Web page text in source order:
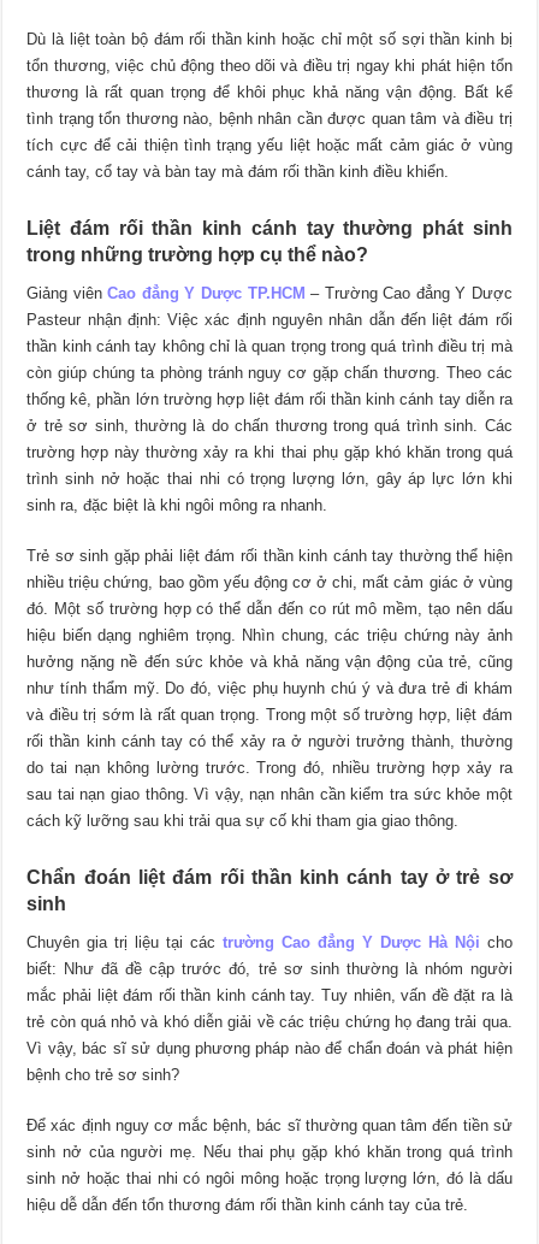
Dù là liệt toàn bộ đám rối thần kinh hoặc chỉ một số sợi thần kinh bị
tổn thương, việc chủ động theo dõi và điều trị ngay khi phát hiện tổn
thương là rất quan trọng để khôi phục khả năng vận động. Bất kể
tình trạng tổn thương nào, bệnh nhân cần được quan tâm và điều trị
tích cực để cải thiện tình trạng yếu liệt hoặc mất cảm giác ở vùng
cánh tay, cổ tay và bàn tay mà đám rối thần kinh điều khiển.
Liệt đám rối thần kinh cánh tay thường phát sinh
trong những trường hợp cụ thể nào?
Giảng viênCao đẳng Y Dược TP.HCM – Trường Cao đẳng Y Dược
Pasteur nhận định: Việc xác định nguyên nhân dẫn đến liệt đám rối
thần kinh cánh tay không chỉ là quan trọng trong quá trình điều trị mà
còn giúp chúng ta phòng tránh nguy cơ gặp chấn thương. Theo các
thống kê, phần lớn trường hợp liệt đám rối thần kinh cánh tay diễn ra
ở trẻ sơ sinh, thường là do chấn thương trong quá trình sinh. Các
trường hợp này thường xảy ra khi thai phụ gặp khó khăn trong quá
trình sinh nở hoặc thai nhi có trọng lượng lớn, gây áp lực lớn khi
sinh ra, đặc biệt là khi ngôi mông ra nhanh.
Trẻ sơ sinh gặp phải liệt đám rối thần kinh cánh tay thường thể hiện
nhiều triệu chứng, bao gồm yếu động cơ ở chi, mất cảm giác ở vùng
đó. Một số trường hợp có thể dẫn đến co rút mô mềm, tạo nên dấu
hiệu biến dạng nghiêm trọng. Nhìn chung, các triệu chứng này ảnh
hưởng nặng nề đến sức khỏe và khả năng vận động của trẻ, cũng
như tính thẩm mỹ. Do đó, việc phụ huynh chú ý và đưa trẻ đi khám
và điều trị sớm là rất quan trọng. Trong một số trường hợp, liệt đám
rối thần kinh cánh tay có thể xảy ra ở người trưởng thành, thường
do tai nạn không lường trước. Trong đó, nhiều trường hợp xảy ra
sau tai nạn giao thông. Vì vậy, nạn nhân cần kiểm tra sức khỏe một
cách kỹ lưỡng sau khi trải qua sự cố khi tham gia giao thông.
Chẩn đoán liệt đám rối thần kinh cánh tay ở trẻ sơ
sinh
Chuyên gia trị liệu tại cáctrường Cao đẳng Y Dược Hà Nội cho
biết: Như đã đề cập trước đó, trẻ sơ sinh thường là nhóm người
mắc phải liệt đám rối thần kinh cánh tay. Tuy nhiên, vấn đề đặt ra là
trẻ còn quá nhỏ và khó diễn giải về các triệu chứng họ đang trải qua.
Vì vậy, bác sĩ sử dụng phương pháp nào để chẩn đoán và phát hiện
bệnh cho trẻ sơ sinh?
Để xác định nguy cơ mắc bệnh, bác sĩ thường quan tâm đến tiền sử
sinh nở của người mẹ. Nếu thai phụ gặp khó khăn trong quá trình
sinh nở hoặc thai nhi có ngôi mông hoặc trọng lượng lớn, đó là dấu
hiệu dễ dẫn đến tổn thương đám rối thần kinh cánh tay của trẻ.